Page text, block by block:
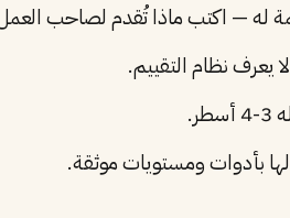
له — اكتب ماذا تُقدم لصاحب
بأدوات ومستويات موثقة.